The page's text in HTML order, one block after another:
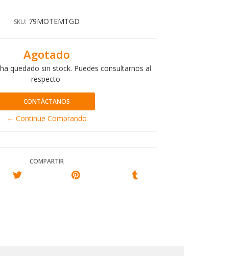
SKU: 79MOTEMTGD
Agotado
quedado sin stock. Puedes consultarnos al
respecto.
CONTÁCTANOS
← Continue Comprando
COMPARTIR